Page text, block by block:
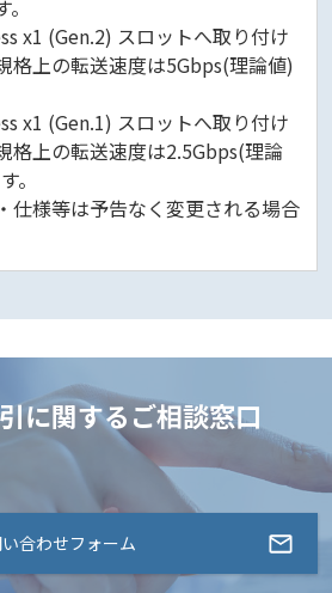
x1 (Gen.2) スロットへ取り付け
格上の転送速度は5Gbps(理論値)
x1 (Gen.1) スロットへ取り付け
格上の転送速度は2.5Gbps(理論
。
仕様等は予告なく変更される場合
に関するご相談窓口
合わせフォーム